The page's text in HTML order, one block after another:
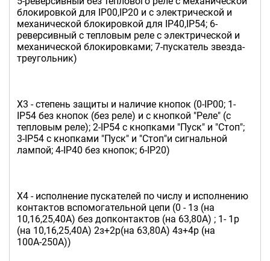
блокировкой для IP00,IP20 и с электрической и
механической блокировкой для IP40,IP54; 6-
реверсивный с тепловым реле с электрической и
механической блокировками; 7-пускатель звезда-
треугольник)
Х3 - степень защиты и наличие кнопок (0-IP00; 1-
IP54 без кнопок (без реле) и с кнопкой "Реле" (с
тепловым реле); 2-IP54 с кнопками "Пуск" и "Стоп";
3-IP54 c кнопками "Пуск" и "Стоп"и сигнальной
лампой; 4-IP40 без кнопок; 6-IP20)
Х4 - исполнение пускателей по числу и исполнению
контактов вспомогательной цепи (0 - 1з (на
10,16,25,40А) без допконтактов (на 63,80А) ; 1- 1р
(на 10,16,25,40А) 2з+2р(на 63,80А) 4з+4р (на
100А-250А))